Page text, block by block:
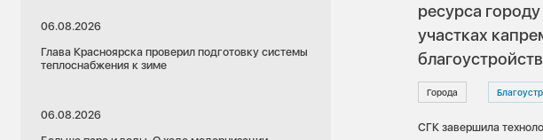
06.08.2026
Глава Красноярска проверил подготовку системы
теплоснабжения к зиме
06.08.2026
ресурса
участках
Города
СГК завершила